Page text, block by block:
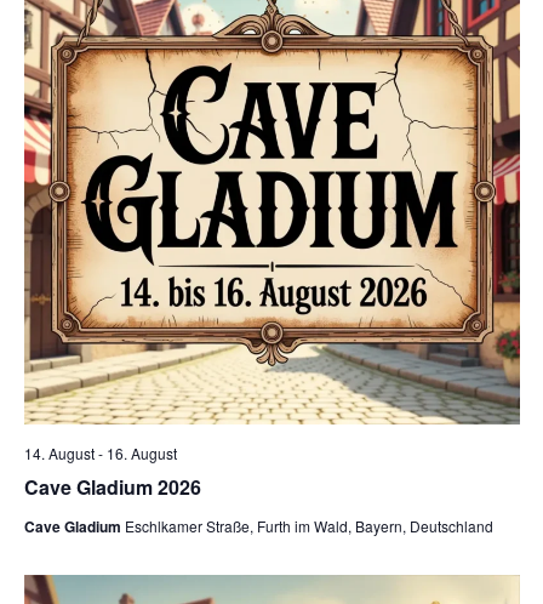
Cave Gladium 2026
14. August- 16. August
Cave Gladium Eschlkamer Straße, Furth im Wald, Bayern, Deutschland